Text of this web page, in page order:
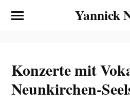
Yannick
Konzerte mit
Neunkirchen-